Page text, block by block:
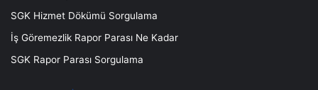
SGK Hizmet Dökümü Sorgulama
İş Göremezlik Rapor Parası Ne Kadar
SGK Rapor Parası Sorgulama